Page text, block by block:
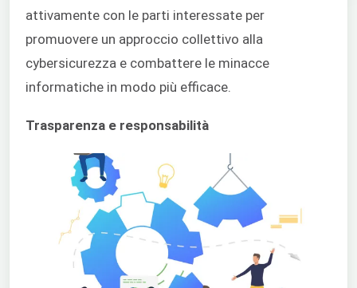
attivamente con le parti interessate per
promuovere un approccio collettivo alla
cybersicurezza e combattere le minacce
informatiche in modo più efficace.
Trasparenza e responsabilità